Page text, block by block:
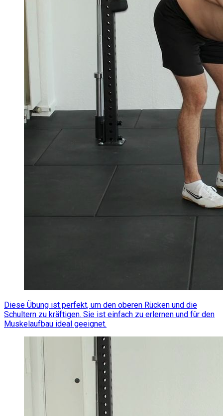
Diese Übung ist perfekt, um den oberen Rücken und die
Schultern zu kräftigen. Sie ist einfach zu erlernen und für den
Muskelaufbau ideal geeignet.